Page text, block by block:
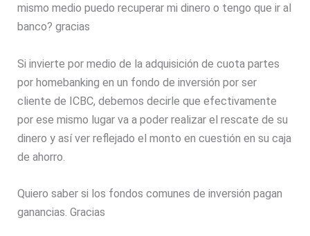
mismo medio puedo recuperar mi dinero o tengo que ir al
banco? gracias
Si invierte por medio de la adquisición de cuota partes
por homebanking en un fondo de inversión por ser
cliente de ICBC, debemos decirle que efectivamente
por ese mismo lugar va a poder realizar el rescate de su
dinero y así ver reflejado el monto en cuestión en su caja
de ahorro.
Quiero saber si los fondos comunes de inversión pagan
ganancias. Gracias